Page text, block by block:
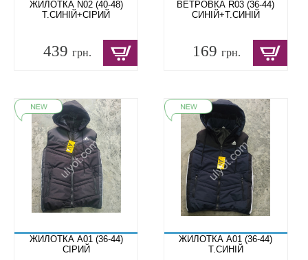
ЖИЛОТКА N02 (40-48)
Т.СИНІЙ+СІРИЙ
439 грн.
ВЕТРОВКА R03 (36-44)
СИНІЙ+Т.СИНІЙ
169грн.
ЖИЛОТКА A01 (36-44)
СІРИЙ
ЖИЛОТКА A01 (36-44)
Т.СИНІЙ